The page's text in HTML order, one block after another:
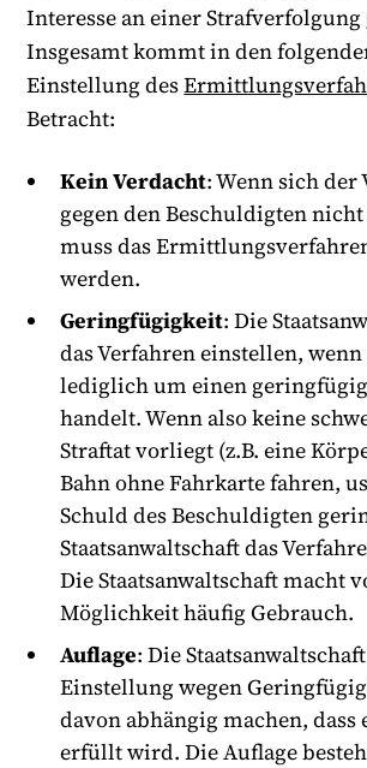
Interesse an einer
Insgesamt kommt in den
Einstellung des
Betracht:
KeinVerdacht: Wenn sich der
gegen den Beschuldigten
muss das
werden.
Geringfügigkeit: Die
das Verfahren einstellen, wenn
lediglich um einen
handelt. Wenn also keine
Straftat vorliegt (z.B. eine
Bahn ohne Fahrkarte fahren,
Schuld des Beschuldigten
Staatsanwaltschaft das
Die Staatsanwaltschaft macht
Möglichkeit häufig Gebrauch.
Auflage: Die
Einstellung wegen
davon abhängig machen, dass
erfüllt wird. Die Auflage